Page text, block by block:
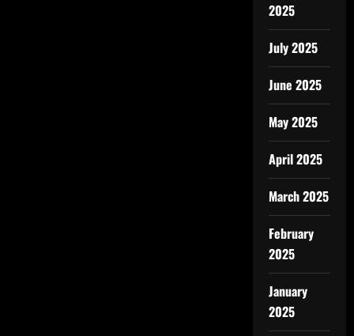
2025
July 2025
June 2025
May 2025
April 2025
March 2025
February
2025
January
2025